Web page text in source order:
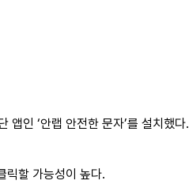
앱인 ‘안랩 안전한 문자’를 설치했다.
릭할 가능성이 높다.